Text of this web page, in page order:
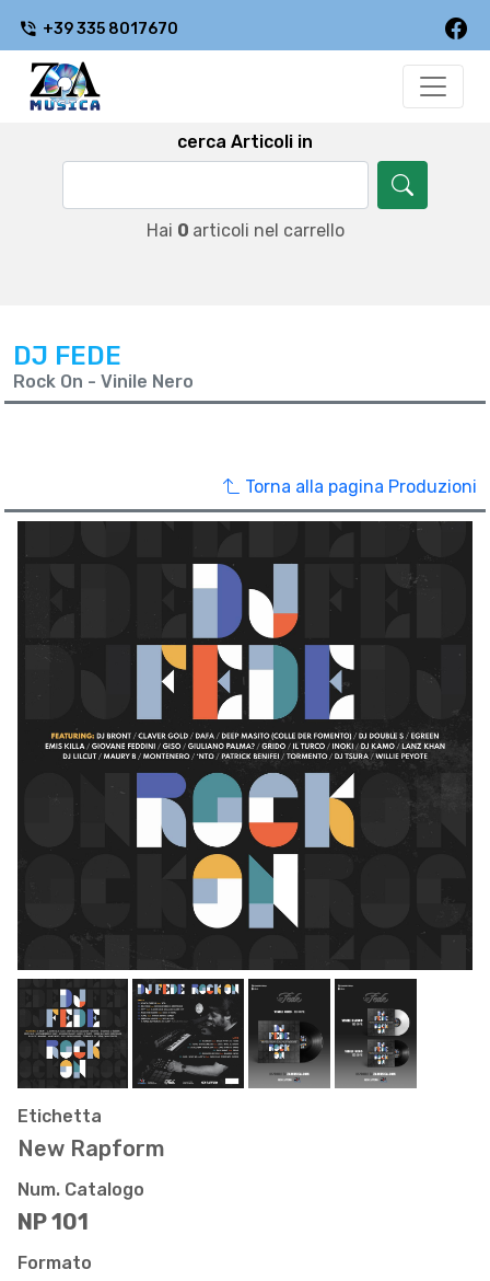
+39 335 8017670
cerca Articoli in
Hai 0 articoli nel carrello
DJ FEDE
Rock On - Vinile Nero
Torna alla pagina Produzioni
Etichetta
New Rapform
Num. Catalogo
NP 101
Formato